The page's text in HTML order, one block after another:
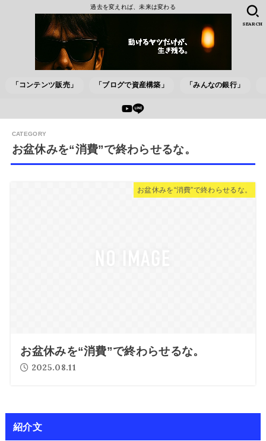
過去を変えれば、未来は変わる
「コンテンツ販売」 「ブログで資産構築」 「みんなの銀行」
SEARCH
お盆休みを“消費”で終わらせるな。
お盆休みを“消費”で終わらせるな。
お盆休みを“消費”で終わらせるな。
2025.08.11
紹介文